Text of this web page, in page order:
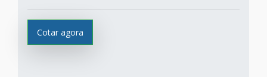
Cotar agora